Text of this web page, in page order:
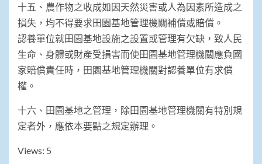
十五、農作物之收成如因天然災害或人為因素所造成之
損失，均不得要求田園基地管理機關補償或賠償。
認養單位就田園基地設施之設置或管理有欠缺，致人民
生命、身體或財產受損害而使田園基地管理機關應負國
家賠償責任時，田園基地管理機關對認養單位有求償
權。
十六、田園基地之管理，除田園基地管理機關有特別規
定者外，應依本要點之規定辦理。
Views: 5